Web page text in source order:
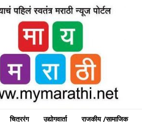
चित्ररंग उद्योगवार्ता राजकीय /सामाजिक